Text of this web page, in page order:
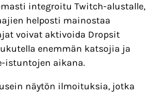
integroitu Twitch-alustalle,
helposti mainostaa
voivat aktivoida Dropsit
enemmän katsojia ja
istuntojen aikana.
näytön ilmoituksia, jotka